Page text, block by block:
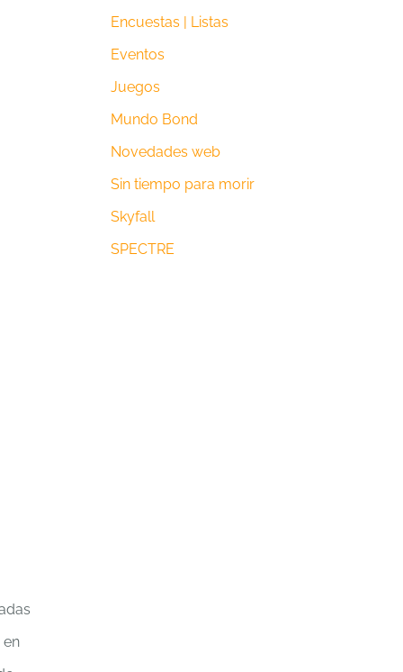
en
Encuestas | Listas
Eventos
Juegos
Mundo Bond
Novedades web
Sin tiempo para morir
Skyfall
SPECTRE